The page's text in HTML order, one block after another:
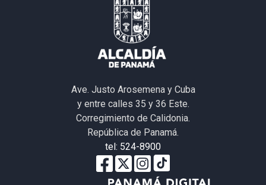
Ave. Justo Arosemena y Cuba
y entre calles 35 y 36 Este.
Corregimiento de Calidonia.
República de Panamá.
tel: 524-8900